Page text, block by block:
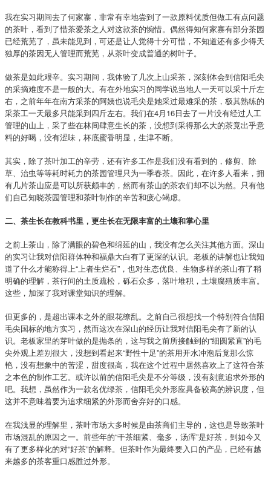
我在实习期间去了何家寨，非常有幸地尝到了一款原料优质但做工有点问题
的茶叶，看到了惜茶爱茶之人对这款茶的惋惜。偶然得知何家寨有部分茶园
已经荒芜了，虽未能见到，可还是让人觉得十分可惜，不知道还有多少得天
独厚的茶因无人管理而荒芜，从茶叶变成普通的树叶子。
做茶是如此艰辛。实习期间，我体验了几次上山采茶，深刻体会到信阳毛尖
的采摘难度不是一般的大。有在外地实习的同学说当地人一天可以采十斤左
右，之前年年在南方采茶的阿姨也说毛尖是她采过最难采的茶，极其熟练的
采茶工一天最多只能采到四斤左右。我们在4月16日去了一片没有经过人工
管理的山上，采了些在林间肆意生长的茶，没想到采得那么大的茶竟出乎意
料的好喝，没有涩味，杯底蜜香明显，生津不断。
其实，除了茶叶加工的辛劳，还有许多工作是我们没有看到的，修剪、除
草、治虫等等耗时耗力的茶园管理只为一季春茶。因此，在许多人看来，拥
有几片茶山应是可以所获颇丰的，然而有茶山的茶农们却不以为然。只有他
们自己知晓茶园管理和茶叶制作的辛苦和疲心竭虑。
二、茶生长在教科书里，更生长在无限丰富的土壤和掌心里
之前上茶山，除了满眼的碧色和绵延的山，我没有怎么关注其他方面。深山
的实习让我对信阳群体种和福鼎大白有了更深的认识。老板的讲解也让我知
道了什么才能称得上“上者生烂石”，也对生态优良、生物多样的茶山有了稍
明确的理解，茶行间的土质疏松，砾石众多，落叶堆积，土壤腐殖质丰富。
这些，加深了我对课堂知识的理解。
但更多的，是超出课本之外的眼花缭乱。之前自己很想找一个特别符合信阳
毛尖国标的地方实习，然而这次在深山的经历让我对信阳毛尖有了新的认
识。老板家里的芽叶做的是抛条的，这与我之前所接触到的“细圆紧直”的毛
尖外观上差别很大，没想到看起来“野性十足”的茶用开水冲泡后竟那么惊
艳，没有想象中的苦涩，甜度很高，我在这个过程中居然喜欢上了这符合茶
之本色的制作工艺。或许以前的信阳毛尖是不分等级，没有刻意追求外形的
吧。我想，虽然作为一款名优绿茶，信阳毛尖外形应具备较高的辨识度，但
这并不意味着要为追求细紧的外形而舍弃好的口感。
在我浅显的理解里，茶叶市场大多时候是由茶商们主导的，这也是导致茶叶
市场混乱的原因之一。前些年的“干茶细紧、毫多，汤浑”是好茶，到如今又
有了更多样化的对“好茶”的解释。但茶叶作为最终要入口的产品，已经有越
来越多的茶客重口感胜过外形。